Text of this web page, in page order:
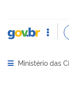
Abrir menu
Ministério das